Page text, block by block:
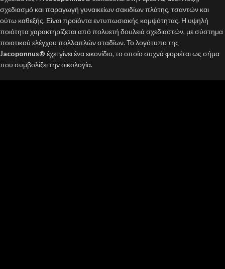
σχεδιασμό και παραγωγή γυναικείων σακιδίων πλάτης, τσαντών και
ούτω καθεξής. Είναι προϊόντα εντυπωσιακής κομψότητας. Η υψηλή
ποιότητα χαρακτηρίζεται από πολυετή δουλειά σχεδιαστών, με σύστημα
ποιοτικού ελέγχου πολλαπλών σταδίων. Το λογότυπο της
Jacoponnus® έχει γίνει ένα εικονίδιο, το οποίο συχνά φοριέται ως σήμα
που συμβολίζει την οικολογία.